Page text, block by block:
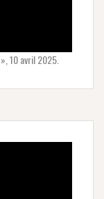
10 avril 2025.